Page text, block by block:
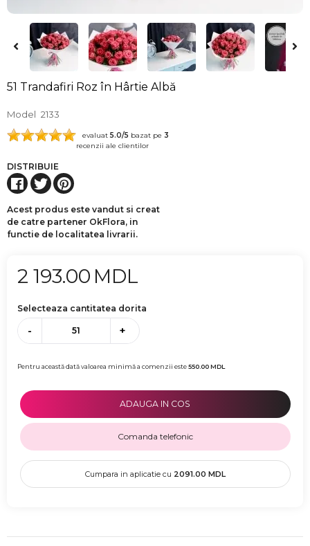
51 Trandafiri Roz în Hârtie Albă
Model 2133
evaluat 5.0/5 bazat pe 3
recenzii ale clientilor
DISTRIBUIE
Acest produs este vandut si creat
de catre partener OkFlora, in
functie de localitatea livrarii.
2 193.00 MDL
Selecteaza cantitatea dorita
- +
Pentru această dată valoarea minimă a comenzii este550.00MDL
ADAUGA IN COS
Comanda telefonic
Cumpara in aplicatie cu 2091.00 MDL